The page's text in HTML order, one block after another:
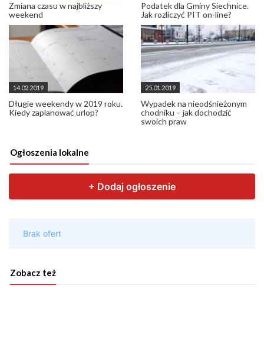
Zmiana czasu w najbliższy
weekend
Podatek dla Gminy Siechnice.
Jak rozliczyć PIT on-line?
14.02.2019
Długie weekendy w 2019 roku.
Kiedy zaplanować urlop?
25.01.2019
Wypadek na nieodśnieżonym
chodniku – jak dochodzić
swoich praw
Ogłoszenia lokalne
Zobacz też